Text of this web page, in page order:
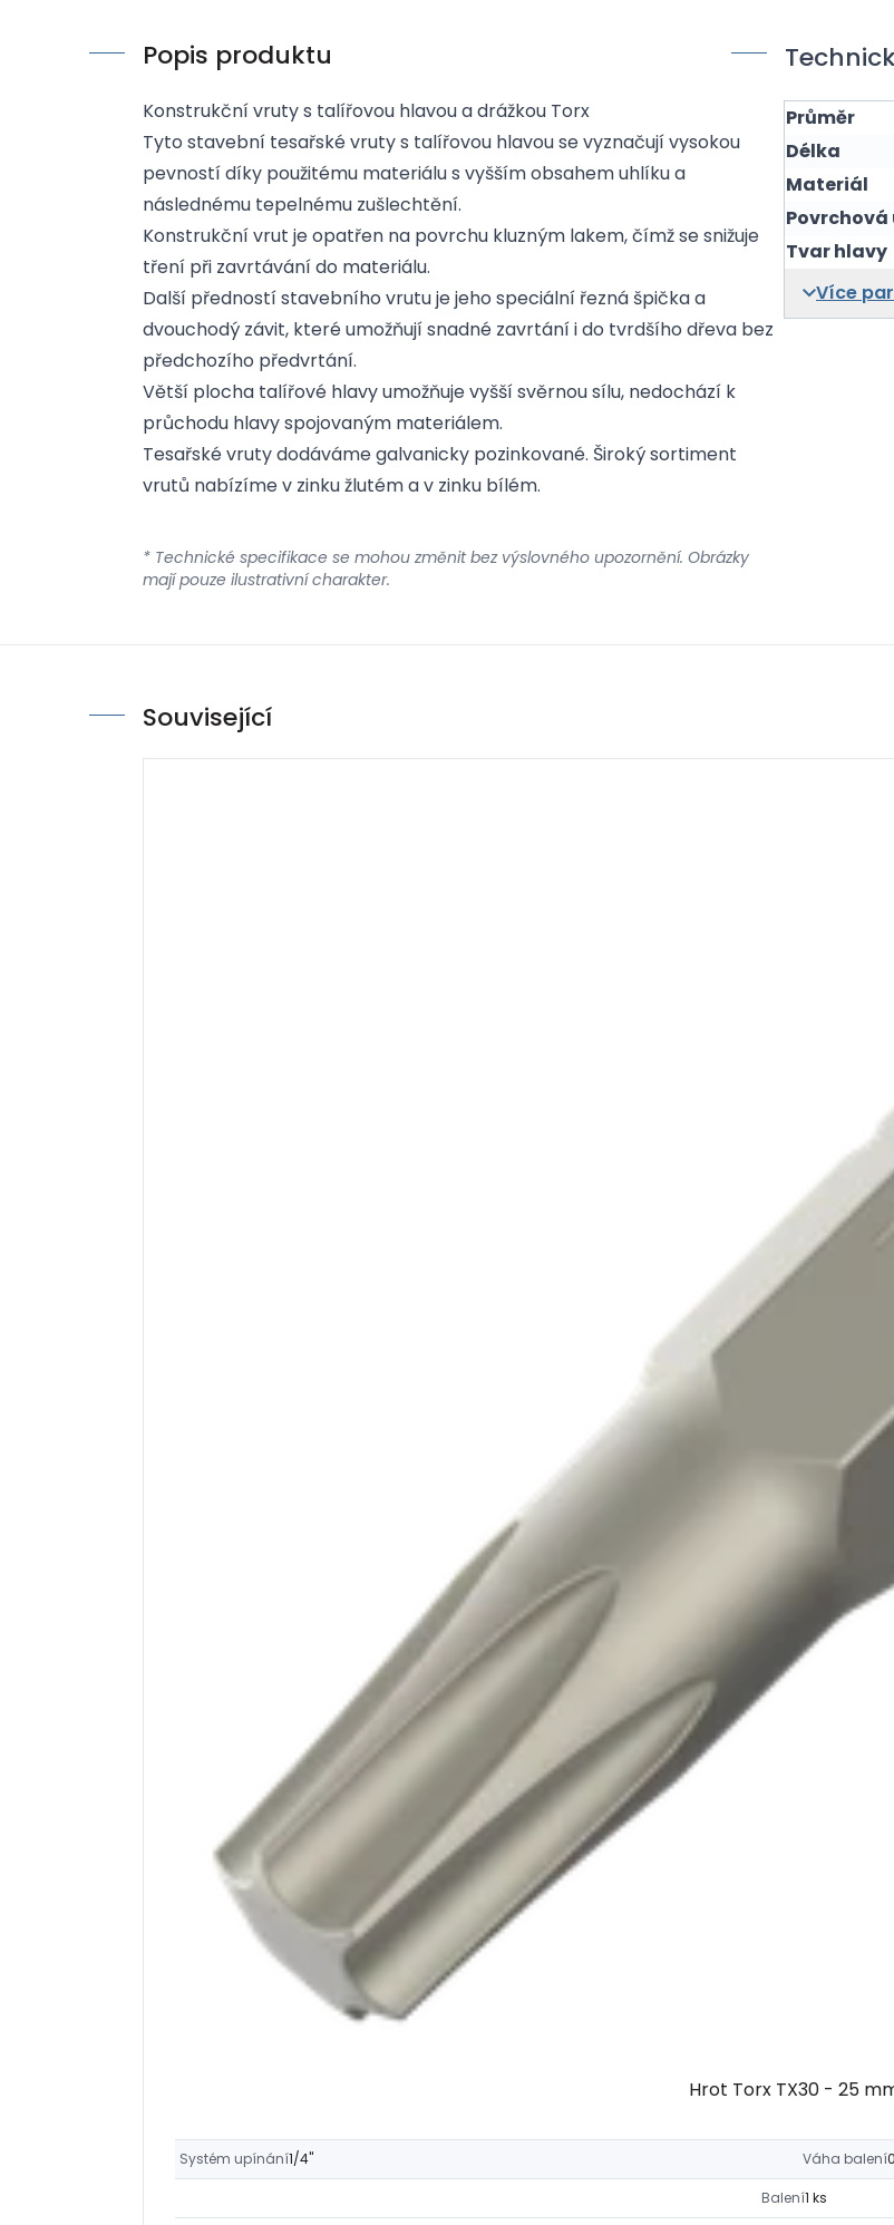
Popis produktu
Konstrukční vruty s talířovou hlavou a drážkou Torx
Tyto stavební tesařské vruty s talířovou hlavou se vyznačují vysokou
pevností díky použitému materiálu s vyšším obsahem uhlíku a
následnému tepelnému zušlechtění.
Konstrukční vrut je opatřen na povrchu kluzným lakem, čímž se snižuje
tření při zavrtávání do materiálu.
Další předností stavebního vrutu je jeho speciální řezná špička a
dvouchodý závit, které umožňují snadné zavrtání i do tvrdšího dřeva bez
předchozího předvrtání.
Větší plocha talířové hlavy umožňuje vyšší svěrnou sílu, nedochází k
průchodu hlavy spojovaným materiálem.
Tesařské vruty dodáváme galvanicky pozinkované. Široký sortiment
vrutů nabízíme v zinku žlutém a v zinku bílém.
* Technické specifikace se mohou změnit bez výslovného upozornění. Obrázky
mají pouze ilustrativní charakter.
Průměr
Délka
Materiál
Tvar hlavy
Více
Související
Hrot Torx TX30 - 25
Systém upínání1/4" Váha balení
Balení1 ks